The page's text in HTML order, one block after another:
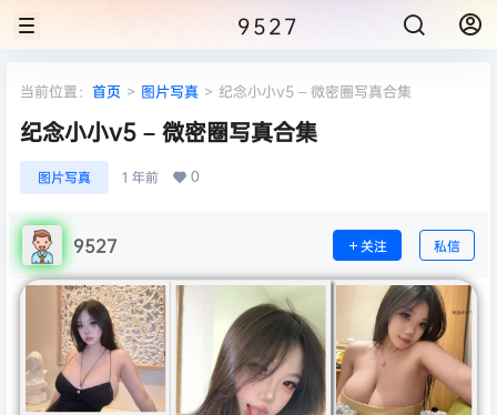
9527
当前位置： 首页 > 图片写真 > 纪念小小v5 – 微密圈写真合集
纪念小小v5 – 微密圈写真合集
图片写真 1 年前 0
9527 关注 私信